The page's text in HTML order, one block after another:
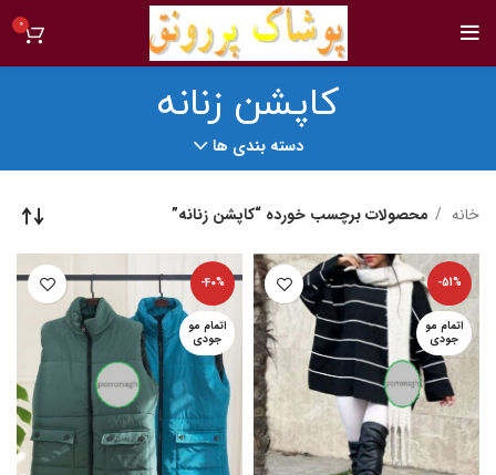
0
کاپشن زنانه
دسته بندی ها
خانه محصولات برچسب خورده “کاپشن زنانه”
-51%
اتمام مو
جودی
-40%
اتمام مو
جودی